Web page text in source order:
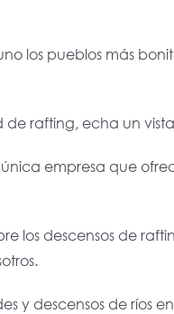
los pueblos más
rafting, echa un
única empresa que
los descensos de
y descensos de ríos en